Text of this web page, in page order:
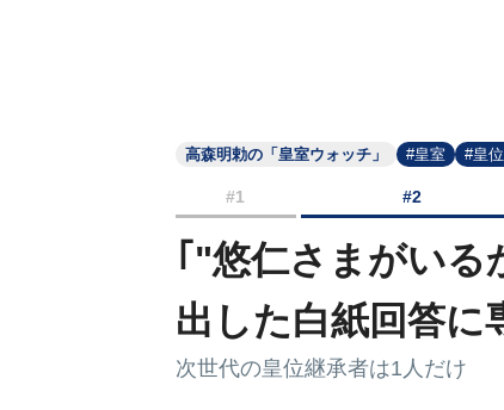
高森明勅の「皇室ウォッチ」 #皇室 #皇
#1 #2
｢"悠仁さまがいる
出した白紙回答
次世代の皇位継承者は1人だけ